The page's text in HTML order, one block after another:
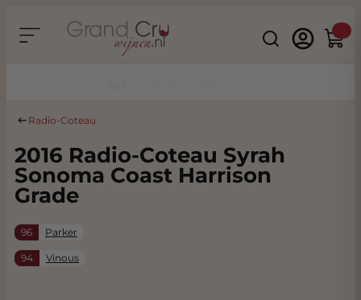
Search
Radio-Coteau
2016 Radio-Coteau Syrah
Sonoma Coast Harrison
Grade
96 Parker
94 Vinous